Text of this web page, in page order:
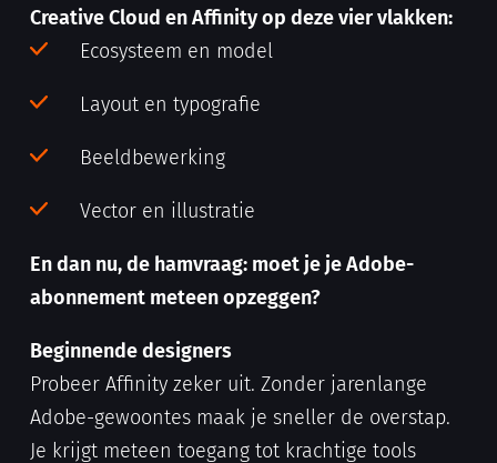
Creative Cloud en Affinity op deze vier vlakken:
Ecosysteem en model
Layout en typografie
Beeldbewerking
Vector en illustratie
En dan nu, de hamvraag: moet je je Adobe-
abonnement meteen opzeggen?
Beginnende designers
Probeer Affinity zeker uit. Zonder jarenlange
Adobe-gewoontes maak je sneller de overstap.
Je krijgt meteen toegang tot krachtige tools